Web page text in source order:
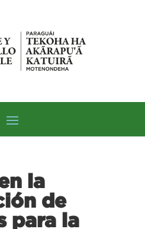
la
de
para la